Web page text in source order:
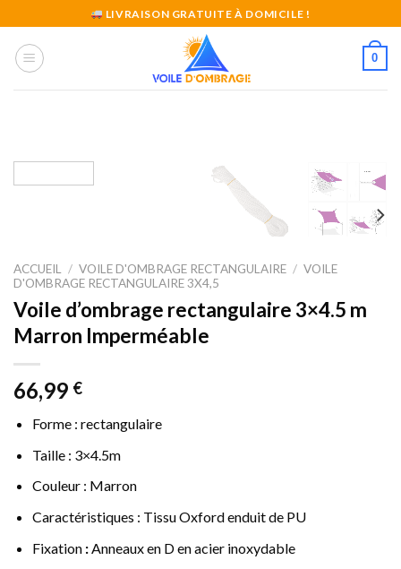
to
content
LIVRAISON GRATUITE À DOMICILE !
0
ACCUEIL / VOILE D'OMBRAGE RECTANGULAIRE / VOILE
D'OMBRAGE RECTANGULAIRE 3X4,5
Voile d’ombrage rectangulaire 3×4.5 m
Marron Imperméable
66,99 €
Forme : rectangulaire
Taille : 3×4.5m
Couleur : Marron
Caractéristiques : Tissu Oxford enduit de PU
Fixation: Anneaux en D en acier inoxydable